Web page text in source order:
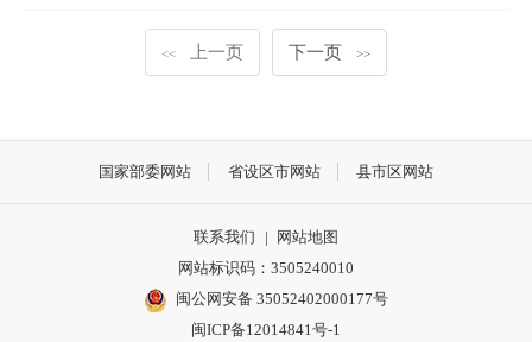
<< 上一页 下一页 >>
国家部委网站 省设区市网站 县市区网站
联系我们 |
网站地图
网站标识码：3505240010
闽公网安备 35052402000177号
闽ICP备12014841号-1